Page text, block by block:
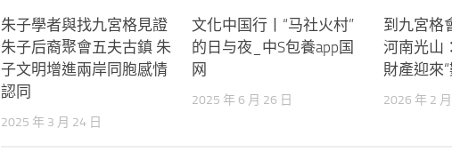
朱子學者與找九宮格見證
朱子后裔聚會五夫古鎮 朱
子文明增進兩岸同胞感情
認同
2025 年 3 月 24 日
文化中国行丨“马社火村”
的日与夜_中S包養app国
网
2025 年 6 月 26 日
到九宮格
河南光山
財產迎來
2026 年 2